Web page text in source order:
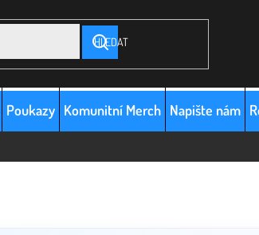
HLEDAT
Poukazy Komunitní Merch Napište nám